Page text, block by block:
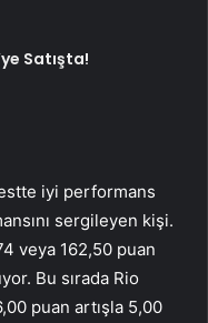
Satışta!
iyi performans
sergileyen kişi.
veya 162,50 puan
Bu sırada Rio
puan artışla 5,00